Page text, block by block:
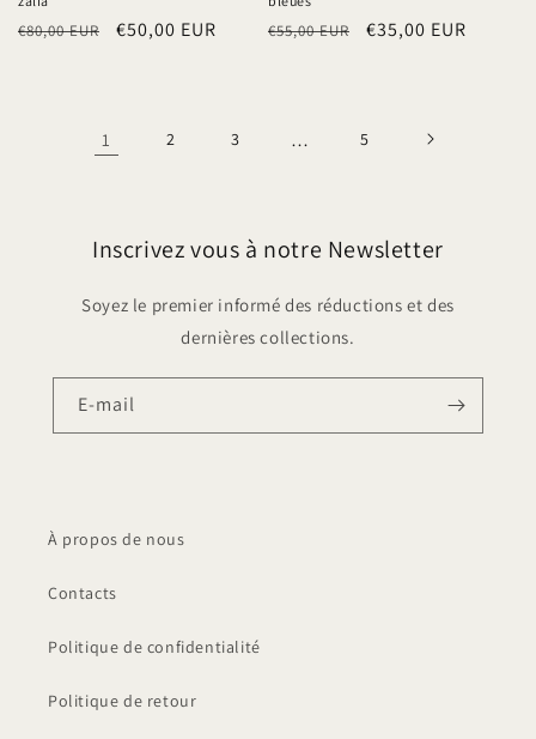
Prix
€80,00 EUR
Prix
€50,00 EUR
Prix
€55,00 EUR
Prix
€35,00 EUR
1 2 3 … 5
Inscrivez vous à notre Newsletter
Soyez le premier informé des réductions et des
dernières collections.
E-mail
À propos de nous
Contacts
Politique de confidentialité
Politique de retour